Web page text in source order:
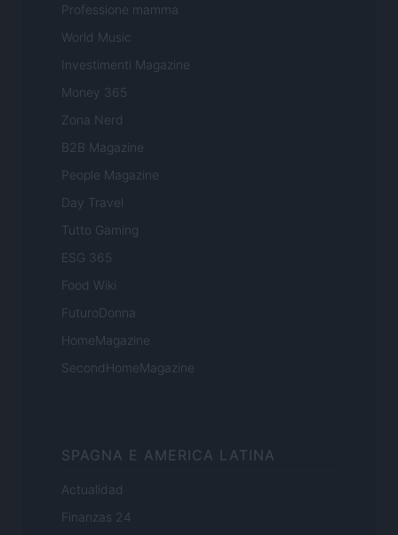
Professione mamma
World Music
Investimenti Magazine
Money 365
Zona Nerd
B2B Magazine
People Magazine
Day Travel
Tutto Gaming
ESG 365
Food Wiki
FuturoDonna
HomeMagazine
SecondHomeMagazine
SPAGNA E AMERICA LATINA
Actualidad
Finanzas 24